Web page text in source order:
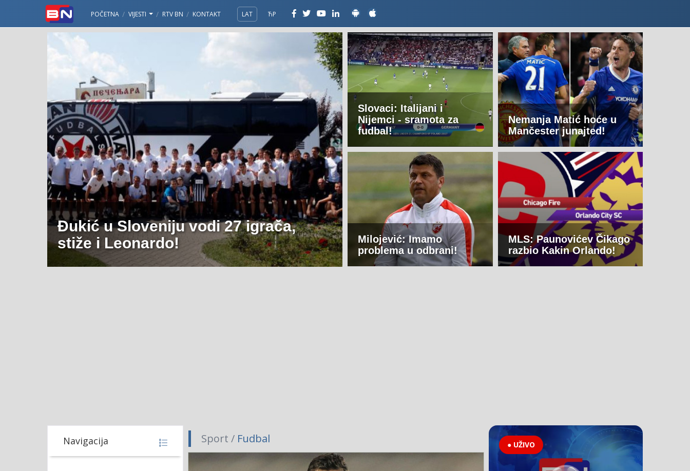
POČETNA VIJESTI RTV BN KONTAKT LAT ЋР
Đukić u Sloveniju vodi 27 igrača,
stiže i Leonardo!
Slovaci: Italijani i
Nijemci - sramota za
fudbal!
Nemanja Matić hoće u
Mančester junajted!
Milojević: Imamo
problema u odbrani!
MLS: Paunovićev Čikago
razbio Kakin Orlando!
Navigacija Sport / Fudbal ● UŽIVO